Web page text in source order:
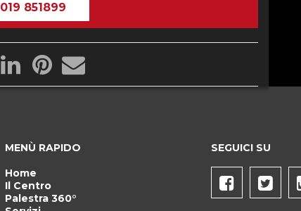
851899
MENÙ RAPIDO
Home
Il Centro
Palestra 360°
SEGUICI SU